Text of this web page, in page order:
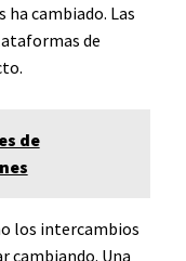
cambiado. Las
de
de
los intercambios
cambiando. Una